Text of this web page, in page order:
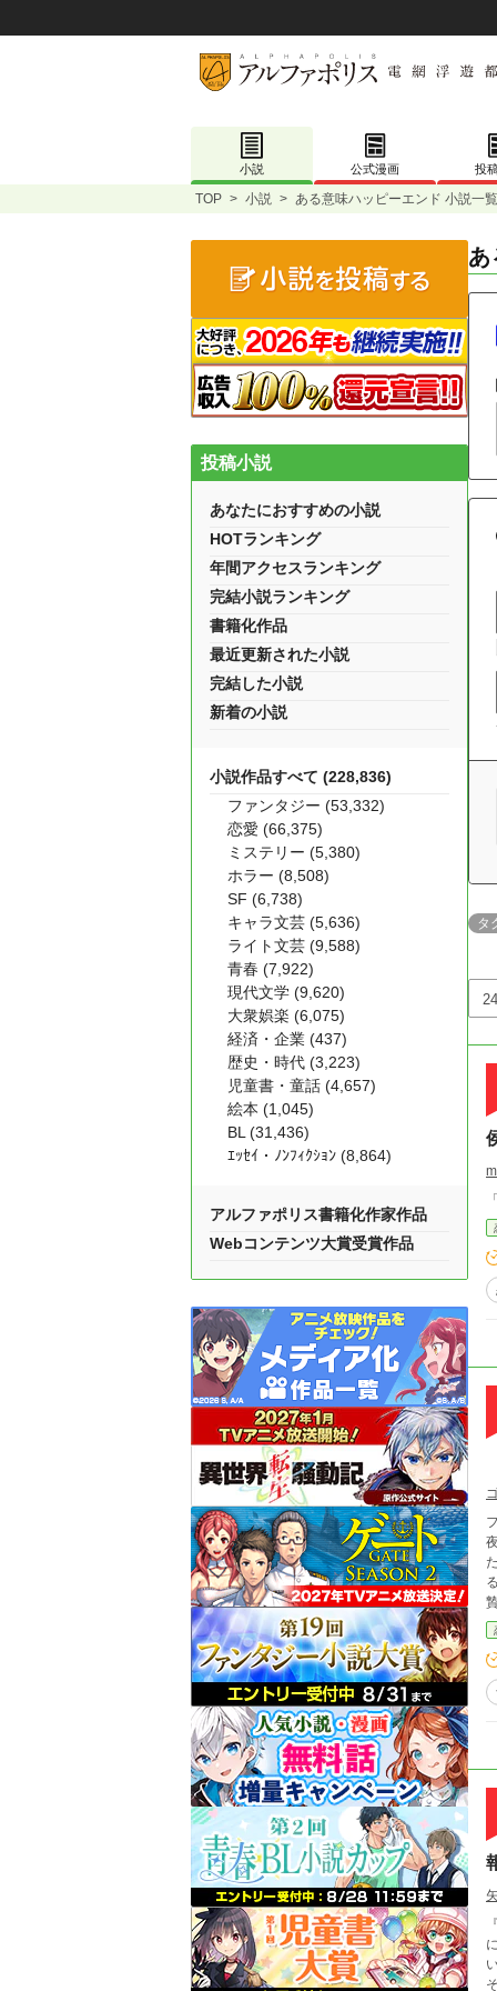
小説 公式漫画 投
TOP > 小説 > ある意味ハッピーエンド 小説一覧
あ
タ
夜
た。 それでも、フィーは信じてい
る姿
に
い
投稿小説
あなたにおすすめの小説
HOTランキング
年間アクセスランキング
完結小説ランキング
書籍化作品
最近更新された小説
完結した小説
新着の小説
小説作品すべて (228,836)
ファンタジー (53,332)
恋愛 (66,375)
ミステリー (5,380)
ホラー (8,508)
SF (6,738)
キャラ文芸 (5,636)
ライト文芸 (9,588)
青春 (7,922)
現代文学 (9,620)
大衆娯楽 (6,075)
経済・企業 (437)
歴史・時代 (3,223)
児童書・童話 (4,657)
絵本 (1,045)
BL (31,436)
ｴｯｾｲ・ﾉﾝﾌｨｸｼｮﾝ (8,864)
アルファポリス書籍化作家作品
Webコンテンツ大賞受賞作品